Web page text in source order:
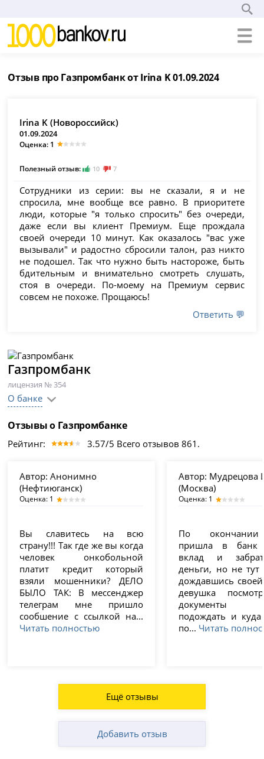
Отзыв про Газпромбанк от Irina K 01.09.2024
Irina K (Новороссийск)
01.09.2024
Оценка: 1
Полезный отзыв: 10 7
Сотрудники из серии: вы не сказали, я и не
спросила, мне вообще все равно. В приоритете
люди, которые "я только спросить" без очереди,
даже если вы клиент Премиум. Еще прождала
своей очереди 10 минут. Как оказалось "вас уже
вызывали" и радостно сбросили талон, раз никто
не подошел. Так что нужно быть настороже, быть
бдительным и внимательно смотреть слушать,
стоя в очереди. По-моему на Премиум сервис
совсем не похоже. Прощаюсь!
Ответить 💬
Газпромбанк
лицензия № 354
О банке
Отзывы о Газпромбанке
Рейтинг: 3.57/5 Всего отзывов 861.
Автор: Анонимно
(Нефтиюганск)
Оценка: 1
Вы славитесь на всю
страну!!! Так где же вы когда
человек онкобольной
платит кредит который
взяли мошенники? ДЕЛО
БЫЛО ТАК: В мессенджер
телеграм мне пришло
сообшение с ссылкой на...
Читать полностью
Автор: Мудрецова
(Москва)
Оценка: 1
По
пришла в банк
вклад и
деньги, но не
дождавшись
девушка
документы
подождать и
по... Читать
Ещё отзывы
Добавить отзыв